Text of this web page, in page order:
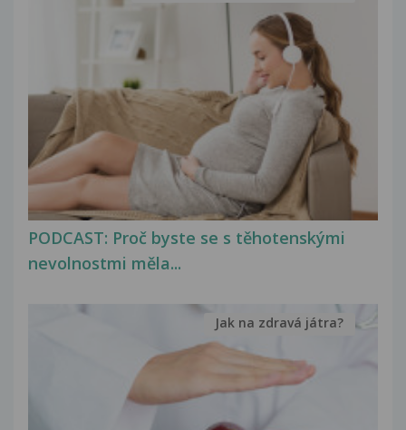
PODCAST: Proč byste se s těhotenskými
nevolnostmi měla...
Jak na zdravá játra?